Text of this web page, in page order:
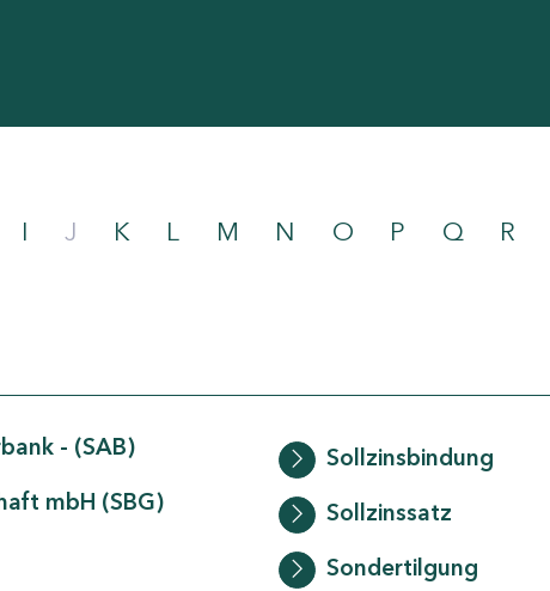
I J K L M N O P Q R
- (SAB)
mbH (SBG)
Sollzinsbindung
Sollzinssatz
Sondertilgung